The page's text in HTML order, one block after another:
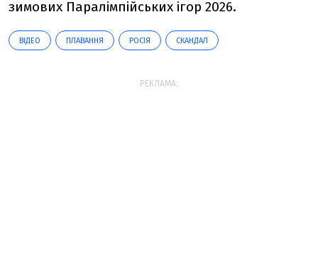
зимових Паралімпійських ігор 2026.
ВІДЕО ПЛАВАННЯ РОСІЯ СКАНДАЛ
РЕКЛАМА: